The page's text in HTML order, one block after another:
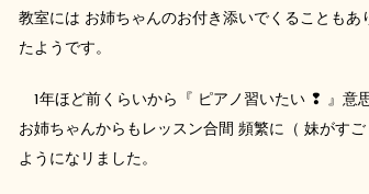
教室には お姉ちゃんのお付き添いでくることも
たようです。
1年ほど前くらいから『 ピアノ習いたい ❢ 』意
お姉ちゃんからもレッスン合間 頻繁に（ 妹がす
ようになリました。